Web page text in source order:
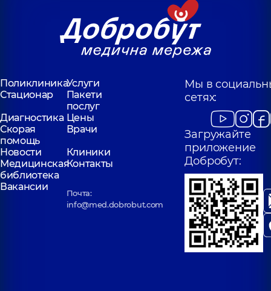
ПоликлиникаУслуги
Стационар
Пакети
послуг
Диагностика Цены
Скорая
помощь
Врачи
Новости
Клиники
Медицинская
библиотека
Контакты
Вакансии
Почта:
info@med.dobrobut.com
Мы в
сетях:
Загружайте
приложение
Добробут: